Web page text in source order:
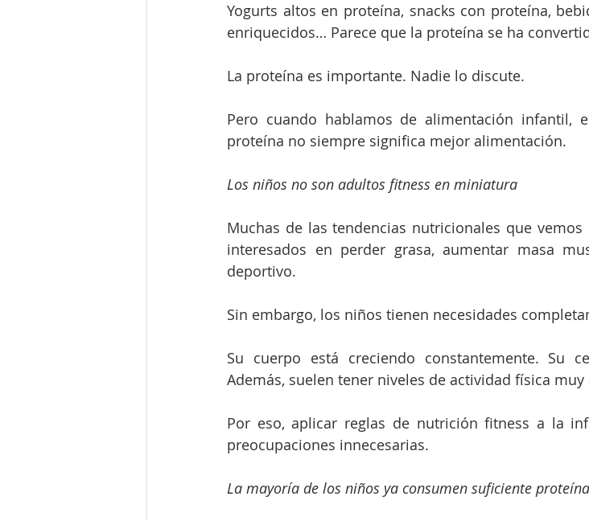
Yogurts altos en proteína, snacks con proteína,
enriquecidos… Parece que la proteína se ha
La proteína es importante. Nadie lo discute.
Pero cuando hablamos de alimentación infantil,
proteína no siempre significa mejor alimentación.
Los niños no son adultos fitness en miniatura
Muchas de las tendencias nutricionales que
interesados en perder grasa, aumentar masa
deportivo.
Sin embargo, los niños tienen necesidades
Su cuerpo está creciendo constantemente. Su
Además, suelen tener niveles de actividad física muy
Por eso, aplicar reglas de nutrición fitness a la
preocupaciones innecesarias.
La mayoría de los niños ya consumen suficiente proteína